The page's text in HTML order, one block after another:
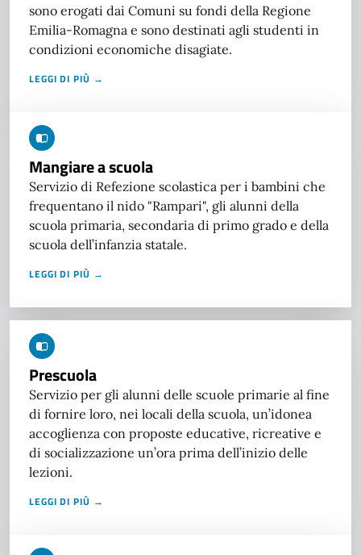
sono erogati dai Comuni su fondi della Regione
Emilia-Romagna e sono destinati agli studenti in
condizioni economiche disagiate.
LEGGI DI PIÙ →
Mangiare a scuola
Servizio di Refezione scolastica per i bambini che
frequentano il nido "Rampari", gli alunni della
scuola primaria, secondaria di primo grado e della
scuola dell’infanzia statale.
LEGGI DI PIÙ →
Prescuola
Servizio per gli alunni delle scuole primarie al fine
di fornire loro, nei locali della scuola, un’idonea
accoglienza con proposte educative, ricreative e
di socializzazione un’ora prima dell’inizio delle
lezioni.
LEGGI DI PIÙ →